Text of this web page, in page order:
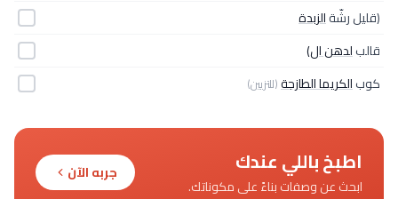
(قليل رشّةالزبدة
قالبلدهن ال)
كوبالكريما الطازجة(للتزيين)
اطبخ باللي عندك
ابحث عن وصفات بناءً على مكوناتك.
جربه الآن